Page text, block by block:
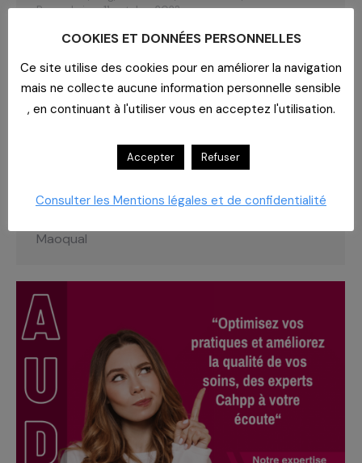
Paryadmin 11 octobre 2023
Télécharger le planning des formations Federis
Par
yadmin 11 octobre 2023
Maoqual
COOKIES ET DONNÉES PERSONNELLES
Ce site utilise des cookies pour en améliorer la navigation
mais ne collecte aucune information personnelle sensible
, en continuant à l'utiliser vous en acceptez l'utilisation.
Accepter Refuser
Consulter les Mentions légales et de confidentialité